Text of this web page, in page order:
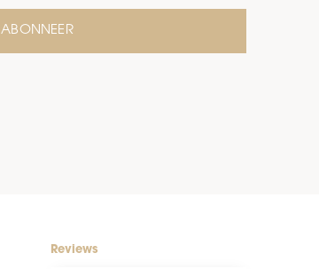
ABONNEER
Reviews